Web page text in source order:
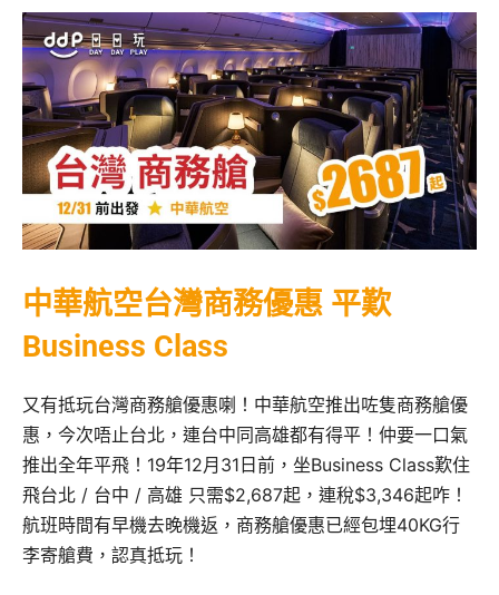
中華航空台灣商務優惠 平歎
Business Class
又有抵玩台灣商務艙優惠喇！中華航空推出咗隻商務艙優
惠，今次唔止台北，連台中同高雄都有得平！仲要一口氣
推出全年平飛！19年12月31日前，坐Business Class歎住
飛台北 / 台中 / 高雄 只需$2,687起，連稅$3,346起咋！
航班時間有早機去晚機返，商務艙優惠已經包埋40KG行
李寄艙費，認真抵玩！